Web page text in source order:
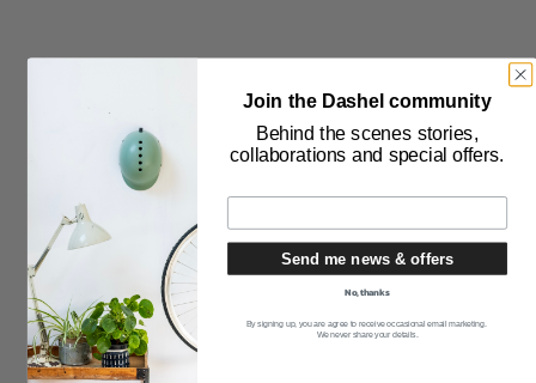
Join the Dashel community
Behind the scenes stories,
collaborations and special offers.
Send me news & offers
No, thanks
By signing up, you are agree to receive occasional email marketing.
We never share your details.